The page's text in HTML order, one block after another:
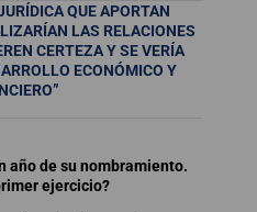
QUE APORTAN
LAS RELACIONES
CERTEZA Y SE VERÍA
ECONÓMICO Y
año de su nombramiento.
ejercicio?